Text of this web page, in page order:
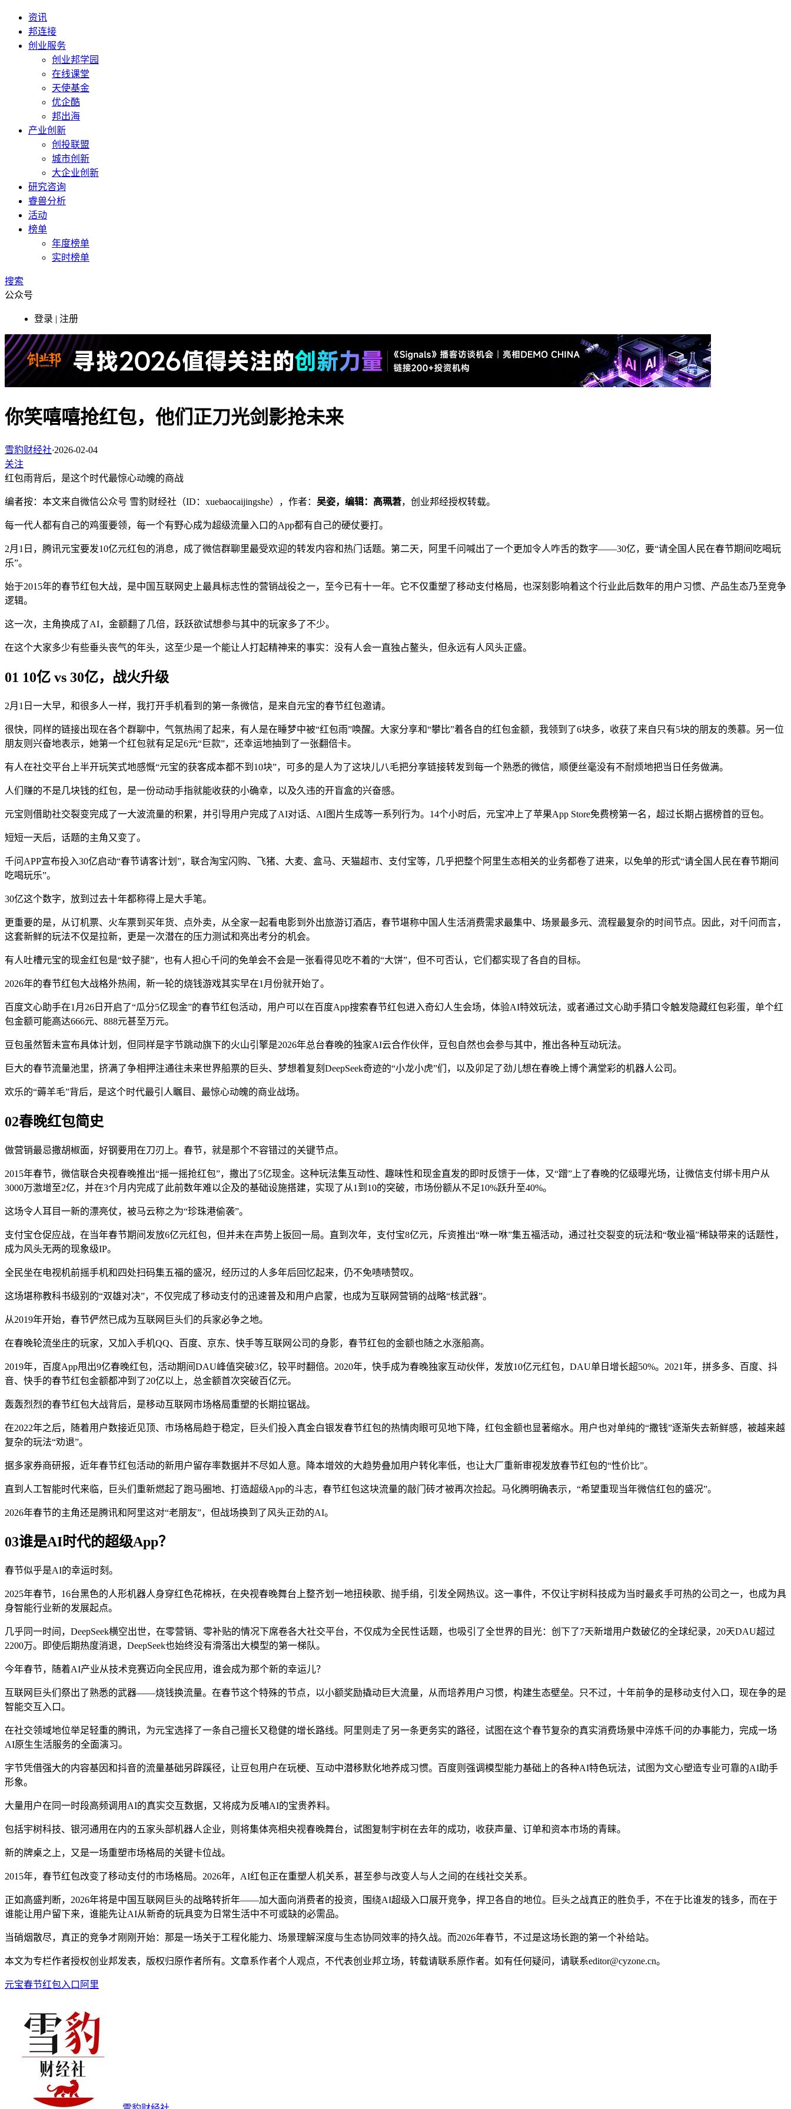
资讯
邦连接
创业服务
创业邦学园
在线课堂
天使基金
优企酷
邦出海
产业创新
创投联盟
城市创新
大企业创新
研究咨询
睿兽分析
活动
榜单
年度榜单
实时榜单
搜索
公众号
登录 | 注册
你笑嘻嘻抢红包，他们正刀光剑影抢未来
雪豹财经社·2026-02-04
关注
红包雨背后，是这个时代最惊心动魄的商战
编者按：本文来自微信公众号 雪豹财经社（ID：xuebaocaijingshe），作者： 吴姿， 编辑：高珮莙，创业邦经授权转载。
每一代人都有自己的鸡蛋要领，每一个有野心成为超级流量入口的App都有自己的硬仗要打。
2月1日，腾讯元宝要发10亿元红包的消息，成了微信群聊里最受欢迎的转发内容和热门话题。第二天，阿里千问喊出了一个更加令人咋舌的数字——30亿，要“请全国人民在春节期间吃喝玩
乐”。
始于2015年的春节红包大战，是中国互联网史上最具标志性的营销战役之一，至今已有十一年。它不仅重塑了移动支付格局，也深刻影响着这个行业此后数年的用户习惯、产品生态乃至竞争
逻辑。
这一次，主角换成了AI，金额翻了几倍，跃跃欲试想参与其中的玩家多了不少。
在这个大家多少有些垂头丧气的年头，这至少是一个能让人打起精神来的事实：没有人会一直独占鳌头，但永远有人风头正盛。
01 10亿 vs 30亿，战火升级
2月1日一大早，和很多人一样，我打开手机看到的第一条微信，是来自元宝的春节红包邀请。
很快，同样的链接出现在各个群聊中，气氛热闹了起来，有人是在睡梦中被“红包雨”唤醒。大家分享和“攀比”着各自的红包金额，我领到了6块多，收获了来自只有5块的朋友的羡慕。另一位
朋友则兴奋地表示，她第一个红包就有足足6元“巨款”，还幸运地抽到了一张翻倍卡。
有人在社交平台上半开玩笑式地感慨“元宝的获客成本都不到10块”，可多的是人为了这块儿八毛把分享链接转发到每一个熟悉的微信，顺便丝毫没有不耐烦地把当日任务做满。
人们赚的不是几块钱的红包，是一份动动手指就能收获的小确幸，以及久违的开盲盒的兴奋感。
元宝则借助社交裂变完成了一大波流量的积累，并引导用户完成了AI对话、AI图片生成等一系列行为。14个小时后，元宝冲上了苹果App Store免费榜第一名，超过长期占据榜首的豆包。
短短一天后，话题的主角又变了。
千问APP宣布投入30亿启动“春节请客计划”，联合淘宝闪购、飞猪、大麦、盒马、天猫超市、支付宝等，几乎把整个阿里生态相关的业务都卷了进来，以免单的形式“请全国人民在春节期间
吃喝玩乐”。
30亿这个数字，放到过去十年都称得上是大手笔。
更重要的是，从订机票、火车票到买年货、点外卖，从全家一起看电影到外出旅游订酒店，春节堪称中国人生活消费需求最集中、场景最多元、流程最复杂的时间节点。因此，对千问而言，
这套新鲜的玩法不仅是拉新，更是一次潜在的压力测试和亮出考分的机会。
有人吐槽元宝的现金红包是“蚊子腿”，也有人担心千问的免单会不会是一张看得见吃不着的“大饼”，但不可否认，它们都实现了各自的目标。
2026年的春节红包大战格外热闹，新一轮的烧钱游戏其实早在1月份就开始了。
百度文心助手在1月26日开启了“瓜分5亿现金”的春节红包活动，用户可以在百度App搜索春节红包进入奇幻人生会场，体验AI特效玩法，或者通过文心助手猜口令触发隐藏红包彩蛋，单个红
包金额可能高达666元、888元甚至万元。
豆包虽然暂未宣布具体计划，但同样是字节跳动旗下的火山引擎是2026年总台春晚的独家AI云合作伙伴，豆包自然也会参与其中，推出各种互动玩法。
巨大的春节流量池里，挤满了争相押注通往未来世界船票的巨头、梦想着复刻DeepSeek奇迹的“小龙小虎”们，以及卯足了劲儿想在春晚上博个满堂彩的机器人公司。
欢乐的“薅羊毛”背后，是这个时代最引人瞩目、最惊心动魄的商业战场。
02春晚红包简史
做营销最忌撒胡椒面，好钢要用在刀刃上。春节，就是那个不容错过的关键节点。
2015年春节，微信联合央视春晚推出“摇一摇抢红包”，撒出了5亿现金。这种玩法集互动性、趣味性和现金直发的即时反馈于一体，又“蹭”上了春晚的亿级曝光场，让微信支付绑卡用户从
3000万激增至2亿，并在3个月内完成了此前数年难以企及的基础设施搭建，实现了从1到10的突破，市场份额从不足10%跃升至40%。
这场令人耳目一新的漂亮仗，被马云称之为“珍珠港偷袭”。
支付宝仓促应战，在当年春节期间发放6亿元红包，但并未在声势上扳回一局。直到次年，支付宝8亿元，斥资推出“咻一咻”集五福活动，通过社交裂变的玩法和“敬业福”稀缺带来的话题性，
成为风头无两的现象级IP。
全民坐在电视机前摇手机和四处扫码集五福的盛况，经历过的人多年后回忆起来，仍不免啧啧赞叹。
这场堪称教科书级别的“双雄对决”，不仅完成了移动支付的迅速普及和用户启蒙，也成为互联网营销的战略“核武器”。
从2019年开始，春节俨然已成为互联网巨头们的兵家必争之地。
在春晚轮流坐庄的玩家，又加入手机QQ、百度、京东、快手等互联网公司的身影，春节红包的金额也随之水涨船高。
2019年，百度App甩出9亿春晚红包，活动期间DAU峰值突破3亿，较平时翻倍。2020年，快手成为春晚独家互动伙伴，发放10亿元红包，DAU单日增长超50%。2021年，拼多多、百度、抖
音、快手的春节红包金额都冲到了20亿以上，总金额首次突破百亿元。
轰轰烈烈的春节红包大战背后，是移动互联网市场格局重塑的长期拉锯战。
在2022年之后，随着用户数接近见顶、市场格局趋于稳定，巨头们投入真金白银发春节红包的热情肉眼可见地下降，红包金额也显著缩水。用户也对单纯的“撒钱”逐渐失去新鲜感，被越来越
复杂的玩法“劝退”。
据多家券商研报，近年春节红包活动的新用户留存率数据并不尽如人意。降本增效的大趋势叠加用户转化率低，也让大厂重新审视发放春节红包的“性价比”。
直到人工智能时代来临，巨头们重新燃起了跑马圈地、打造超级App的斗志，春节红包这块流量的敲门砖才被再次捡起。马化腾明确表示，“希望重现当年微信红包的盛况”。
2026年春节的主角还是腾讯和阿里这对“老朋友”，但战场换到了风头正劲的AI。
03谁是AI时代的超级App？
春节似乎是AI的幸运时刻。
2025年春节，16台黑色的人形机器人身穿红色花棉袄，在央视春晚舞台上整齐划一地扭秧歌、抛手绢，引发全网热议。这一事件，不仅让宇树科技成为当时最炙手可热的公司之一，也成为具
身智能行业新的发展起点。
几乎同一时间，DeepSeek横空出世，在零营销、零补贴的情况下席卷各大社交平台，不仅成为全民性话题，也吸引了全世界的目光：创下了7天新增用户数破亿的全球纪录，20天DAU超过
2200万。即使后期热度消退，DeepSeek也始终没有滑落出大模型的第一梯队。
今年春节，随着AI产业从技术竞赛迈向全民应用，谁会成为那个新的幸运儿？
互联网巨头们祭出了熟悉的武器——烧钱换流量。在春节这个特殊的节点，以小额奖励撬动巨大流量，从而培养用户习惯，构建生态壁垒。只不过，十年前争的是移动支付入口，现在争的是
智能交互入口。
在社交领域地位举足轻重的腾讯，为元宝选择了一条自己擅长又稳健的增长路线。阿里则走了另一条更务实的路径，试图在这个春节复杂的真实消费场景中淬炼千问的办事能力，完成一场
AI原生生活服务的全面演习。
字节凭借强大的内容基因和抖音的流量基础另辟蹊径，让豆包用户在玩梗、互动中潜移默化地养成习惯。百度则强调模型能力基础上的各种AI特色玩法，试图为文心塑造专业可靠的AI助手
形象。
大量用户在同一时段高频调用AI的真实交互数据，又将成为反哺AI的宝贵养料。
包括宇树科技、银河通用在内的五家头部机器人企业，则将集体亮相央视春晚舞台，试图复制宇树在去年的成功，收获声量、订单和资本市场的青睐。
新的牌桌之上，又是一场重塑市场格局的关键卡位战。
2015年，春节红包改变了移动支付的市场格局。2026年，AI红包正在重塑人机关系，甚至参与改变人与人之间的在线社交关系。
正如高盛判断，2026年将是中国互联网巨头的战略转折年——加大面向消费者的投资，围绕AI超级入口展开竞争，捍卫各自的地位。巨头之战真正的胜负手，不在于比谁发的钱多，而在于
谁能让用户留下来，谁能先让AI从新奇的玩具变为日常生活中不可或缺的必需品。
当硝烟散尽，真正的竞争才刚刚开始：那是一场关于工程化能力、场景理解深度与生态协同效率的持久战。而2026年春节，不过是这场长跑的第一个补给站。
本文为专栏作者授权创业邦发表，版权归原作者所有。文章系作者个人观点，不代表创业邦立场，转载请联系原作者。如有任何疑问，请联系editor@cyzone.cn。
元宝春节红包入口 阿里